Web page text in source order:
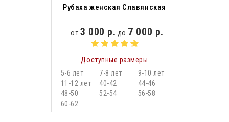
Рубаха женская Славянская
от 3 000 р. до 7 000 р.
Доступные размеры
5-6 лет
7-8 лет
9-10 лет
11-12 лет
40-42
44-46
48-50
52-54
56-58
60-62